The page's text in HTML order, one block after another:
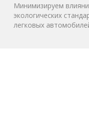
Минимизируем
экологических
легковых